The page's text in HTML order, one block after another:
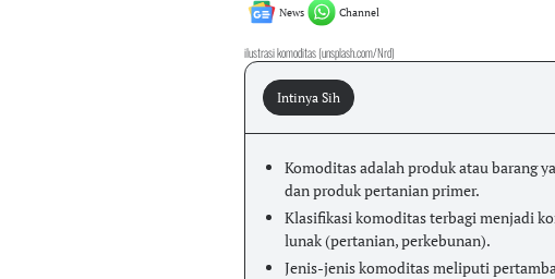
News Channel
ilustrasi komoditas (unsplash.com/Nrd)
Intinya Sih
Komoditas adalah produk atau barang
dan produk pertanian primer.
Klasifikasi komoditas terbagi menjadi
lunak (pertanian, perkebunan).
Jenis-jenis komoditas meliputi